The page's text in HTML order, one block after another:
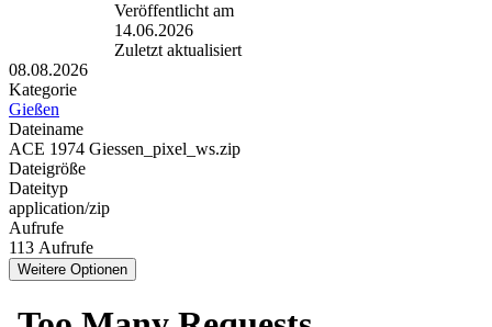
Veröffentlicht am
14.06.2026
Zuletzt aktualisiert
08.08.2026
Kategorie
Gießen
Dateiname
ACE 1974 Giessen_pixel_ws.zip
Dateigröße
Dateityp
application/zip
Aufrufe
113 Aufrufe
Weitere Optionen